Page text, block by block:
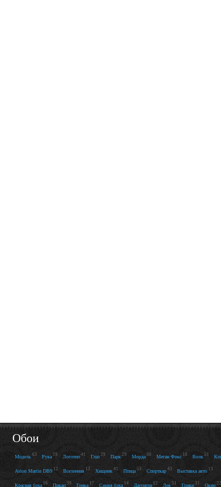
Обои
Модель 63 Рука 19 Логотип 41 Глаз 29 Парк 29 Морда 60 Меган Фокс 18 Волк 51
Aston Martin DB9 12 Вселенная 13 Хищник 41 Птица 53 Спорткар 43 Выставка авто 13
Красная бэха 16 Пикап 39 Гонка 17 Синяя бэха 14 Джунгли 12 Лев 51 Гонки 31 Окно 22